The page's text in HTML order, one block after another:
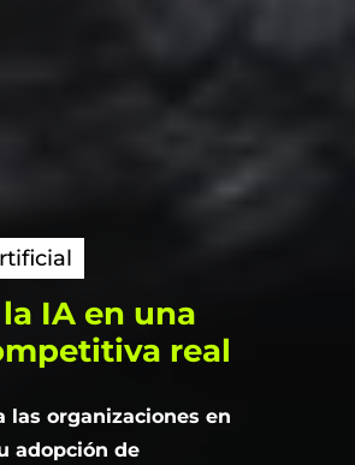
la IA en una
real
las organizaciones en
adopción de